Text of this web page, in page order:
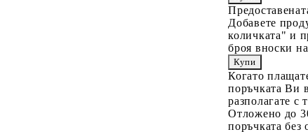
Добавете
количката" и
броя вноски
Когато
поръчката Ви
разполагате с
Отложено до
поръчката без